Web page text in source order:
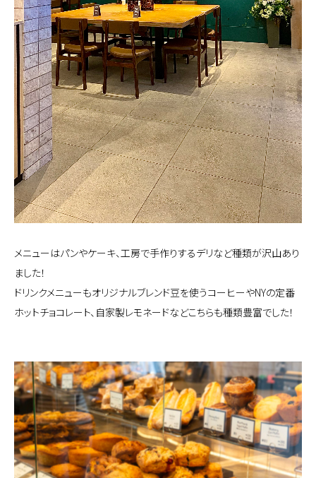
メニューはパンやケーキ、工房で手作りするデリなど種類が沢山あり
ました！
ドリンクメニューもオリジナルブレンド豆を使うコーヒーやNYの定番
ホットチョコレート、自家製レモネードなどこちらも種類豊富でした！